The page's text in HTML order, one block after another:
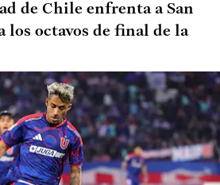
de Chile enfrenta a San
los octavos de final de la